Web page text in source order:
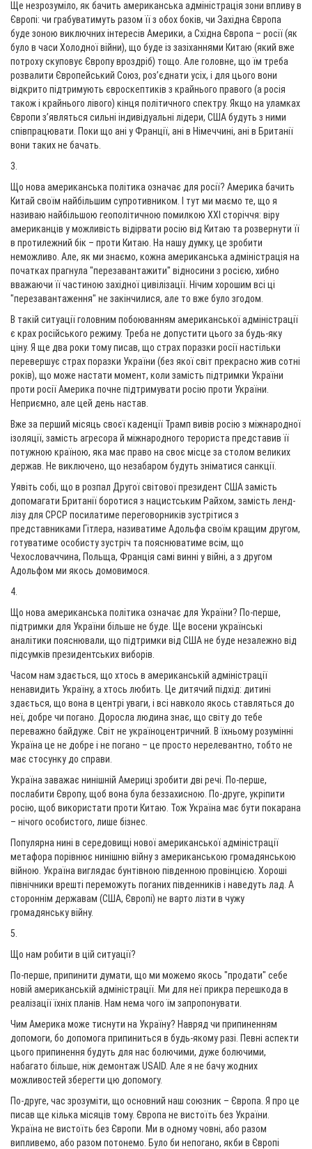
Ще незрозуміло, як бачить американська адміністрація зони впливу в
Європі: чи грабуватимуть разом її з обох боків, чи Західна Європа
буде зоною виключних інтересів Америки, а Східна Європа – росії (як
було в часи Холодної війни), що буде із зазіханнями Китаю (який вже
потроху скуповує Європу вроздріб) тощо. Але головне, що їм треба
розвалити Європейський Союз, роз’єднати усіх, і для цього вони
відкрито підтримують євроскептиків з крайнього правого (а росія
також і крайнього лівого) кінця політичного спектру. Якщо на уламках
Європи з’являться сильні індивідуальні лідери, США будуть з ними
співпрацювати. Поки що ані у Франції, ані в Німеччині, ані в Британії
вони таких не бачать.
3.
Що нова американська політика означає для росії? Америка бачить
Китай своїм найбільшим супротивником. І тут ми маємо те, що я
називаю найбільшою геополітичною помилкою ХХІ сторіччя: віру
американців у можливість відірвати росію від Китаю та розвернути її
в протилежний бік – проти Китаю. На нашу думку, це зробити
неможливо. Але, як ми знаємо, кожна американська адміністрація на
початках прагнула "перезавантажити" відносини з росією, хибно
вважаючи її частиною західної цивілізації. Нічим хорошим всі ці
"перезавантаження" не закінчилися, але то вже було згодом.
В такій ситуації головним побоюванням американської адміністрації
є крах російського режиму. Треба не допустити цього за будь-яку
ціну. Я ще два роки тому писав, що страх поразки росії настільки
перевершує страх поразки України (без якої світ прекрасно жив сотні
років), що може настати момент, коли замість підтримки України
проти росії Америка почне підтримувати росію проти України.
Неприємно, але цей день настав.
Вже за перший місяць своєї каденції Трамп вивів росію з міжнародної
ізоляції, замість агресора й міжнародного терориста представив її
потужною країною, яка має право на своє місце за столом великих
держав. Не виключено, що незабаром будуть зніматися санкції.
Уявіть собі, що в розпал Другої світової президент США замість
допомагати Британії боротися з нацистським Райхом, замість ленд-
лізу для СРСР посилатиме переговорників зустрітися з
представниками Гітлера, називатиме Адольфа своїм кращим другом,
готуватиме особисту зустріч та пояснюватиме всім, що
Чехословаччина, Польща, Франція самі винні у війні, а з другом
Адольфом ми якось домовимося.
4.
Що нова американська політика означає для України? По-перше,
підтримки для України більше не буде. Ще восени українські
аналітики пояснювали, що підтримки від США не буде незалежно від
підсумків президентських виборів.
Часом нам здається, що хтось в американській адміністрації
ненавидить Україну, а хтось любить. Це дитячий підхід: дитині
здається, що вона в центрі уваги, і всі навколо якось ставляться до
неї, добре чи погано. Доросла людина знає, що світу до тебе
переважно байдуже. Світ не україноцентричний. В їхньому розумінні
Україна це не добре і не погано – це просто нерелевантно, тобто не
має стосунку до справи.
Україна заважає нинішній Америці зробити дві речі. По-перше,
послабити Європу, щоб вона була беззахисною. По-друге, укріпити
росію, щоб використати проти Китаю. Тож Україна має бути покарана
– нічого особистого, лише бізнес.
Популярна нині в середовищі нової американської адміністрації
метафора порівнює нинішню війну з американською громадянською
війною. Україна виглядає бунтівною південною провінцією. Хороші
північники врешті переможуть поганих південників і наведуть лад. А
стороннім державам (США, Європі) не варто лізти в чужу
громадянську війну.
5.
Що нам робити в цій ситуації?
По-перше, припинити думати, що ми можемо якось "продати" себе
новій американській адміністрації. Ми для неї прикра перешкода в
реалізації їхніх планів. Нам нема чого їм запропонувати.
Чим Америка може тиснути на Україну? Навряд чи припиненням
допомоги, бо допомога припиниться в будь-якому разі. Певні аспекти
цього припинення будуть для нас болючими, дуже болючими,
набагато більше, ніж демонтаж USAID. Але я не бачу жодних
можливостей зберегти цю допомогу.
По-друге, час зрозуміти, що основний наш союзник – Європа. Я про це
писав ще кілька місяців тому. Європа не вистоїть без України.
Україна не вистоїть без Європи. Ми в одному човні, або разом
випливемо, або разом потонемо. Було би непогано, якби в Європі